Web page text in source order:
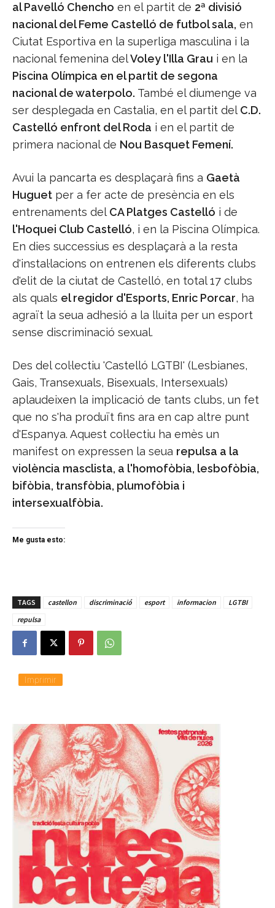
al Pavelló Chencho en el partit de 2ª divisió
nacional del Feme Castelló de futbol sala, en
Ciutat Esportiva en la superliga masculina i la
nacional femenina delVoley l'Illa Grau i en la
Piscina Olímpica en el partit de segona
nacional de waterpolo. També el diumenge va
ser desplegada en Castalia, en el partit del C.D.
Castelló enfront del Roda i en el partit de
primera nacional de Nou Basquet Femení.
Avui la pancarta es desplaçarà fins a Gaetà
Huguet per a fer acte de presència en els
entrenaments del CA Platges Castelló i de
l'Hoquei Club Castelló, i en la Piscina Olímpica.
En dies successius es desplaçarà a la resta
d'instal·lacions on entrenen els diferents clubs
d'elit de la ciutat de Castelló, en total 17 clubs
als quals el regidor d'Esports, Enric Porcar, ha
agraït la seua adhesió a la lluita per un esport
sense discriminació sexual.
Des del col·lectiu 'Castelló LGTBI' (Lesbianes,
Gais, Transexuals, Bisexuals, Intersexuals)
aplaudeixen la implicació de tants clubs, un fet
que no s'ha produït fins ara en cap altre punt
d'Espanya. Aquest col·lectiu ha emès un
manifest on expressen la seua repulsa a la
violència masclista, a l'homofòbia, lesbofòbia,
bifòbia, transfòbia, plumofòbia i
intersexualfòbia.
Me gusta esto:
TAGS castellon discriminació esport informacion
LGTBI
repulsa
Imprimir